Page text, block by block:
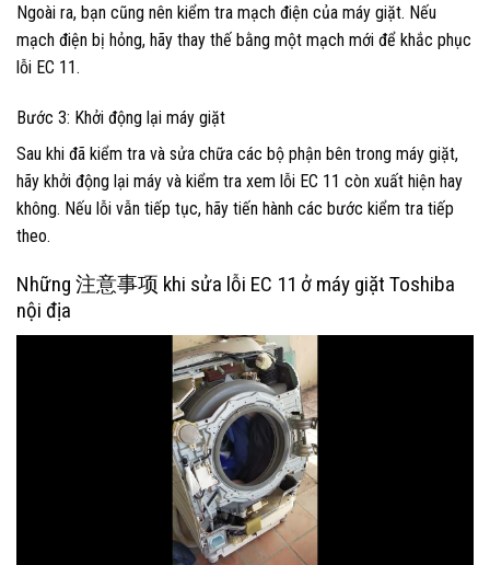
Ngoài ra, bạn cũng nên kiểm tra mạch điện của máy giặt. Nếu
mạch điện bị hỏng, hãy thay thế bằng một mạch mới để khắc phục
lỗi EC 11.
Bước 3: Khởi động lại máy giặt
Sau khi đã kiểm tra và sửa chữa các bộ phận bên trong máy giặt,
hãy khởi động lại máy và kiểm tra xem lỗi EC 11 còn xuất hiện hay
không. Nếu lỗi vẫn tiếp tục, hãy tiến hành các bước kiểm tra tiếp
theo.
Những 注意事项 khi sửa lỗi EC 11 ở máy giặt Toshiba
nội địa